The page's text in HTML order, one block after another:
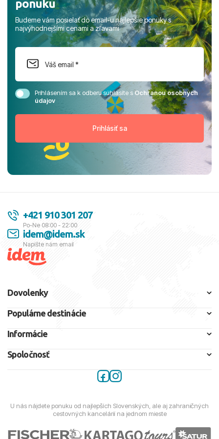
ponuku
Budeme vám posielať do email-u najlepšie ponuky s
najvýhodnejšími cenami a zľavami
Prihlásením sa k odberu súhlasíte sOchranou osobných
údajov
+421 910 301 207
Po-Ne 08:00 - 22:00
idem@idem.sk
Napíšte nám email
Dovolenky
Populárne destinácie
Informácie
Spoločnosť
U nás nájdete ponuku od najlepších Slovenských, ale aj zahraničných
cestovných kancelárií na jednom mieste